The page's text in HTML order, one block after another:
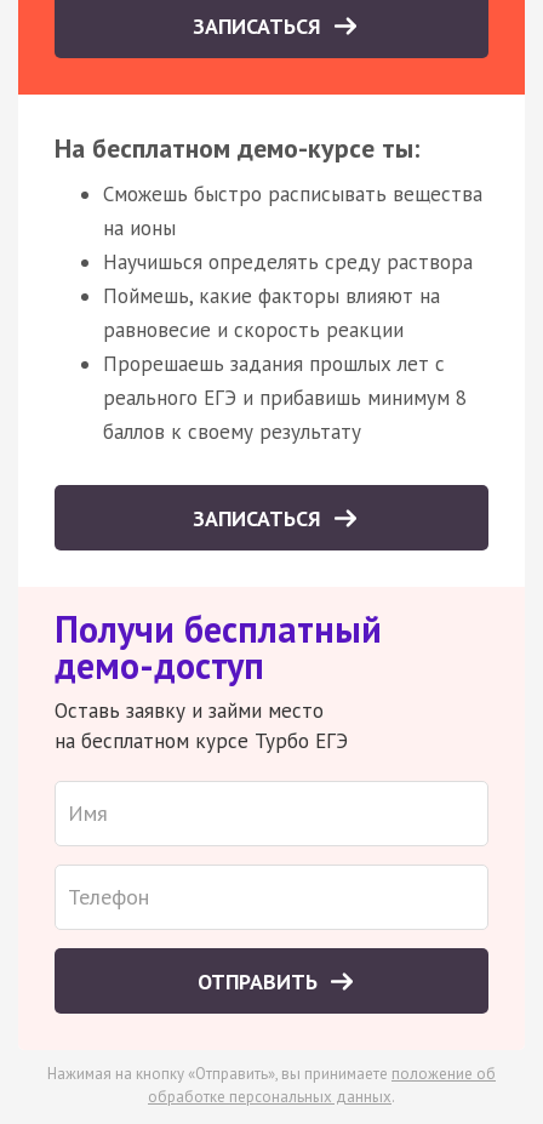
ЗАПИСАТЬСЯ
На бесплатном демо-курсе ты:
Сможешь быстро расписывать вещества
на ионы
Научишься определять среду раствора
Поймешь, какие факторы влияют на
равновесие и скорость реакции
Прорешаешь задания прошлых лет с
реального ЕГЭ и прибавишь минимум 8
баллов к своему результату
ЗАПИСАТЬСЯ
Получи бесплатный
демо-доступ
Оставь заявку и займи место
на бесплатном курсе Турбо ЕГЭ
ОТПРАВИТЬ
Нажимая на кнопку «Отправить», вы принимаете положение об
обработке персональных данных.